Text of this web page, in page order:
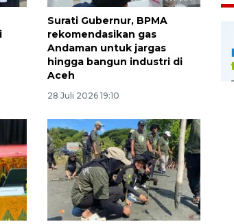
Surati Gubernur, BPMA
rekomendasikan gas
Andaman untuk jargas
hingga bangun industri di
Aceh
28 Juli 2026 19:10